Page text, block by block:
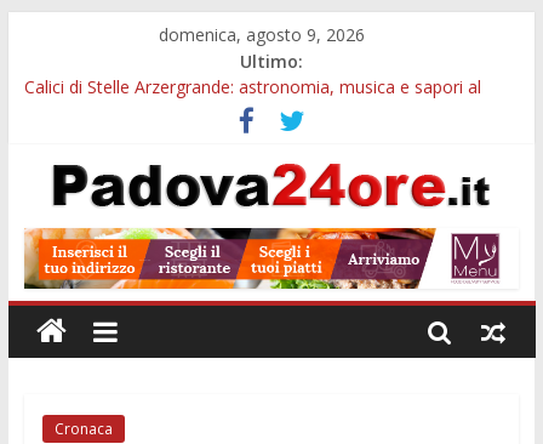
domenica, agosto 9, 2026
Ultimo:
Calici di Stelle Arzergrande: astronomia, musica e sapori al
Campo San Martino, il Museo della civiltà contadina apre gratis
durante la sagra
Notizie di Padova alle ore 10: Notte del Volo sold out, Tribano
Teatro per famiglie a Loreggia, la Bella Addormentata arriva
sul palco domenica sera
Restauro 2026, chiuse le domande: 2,5 milioni per formare
nuove competenze in Veneto
Cronaca